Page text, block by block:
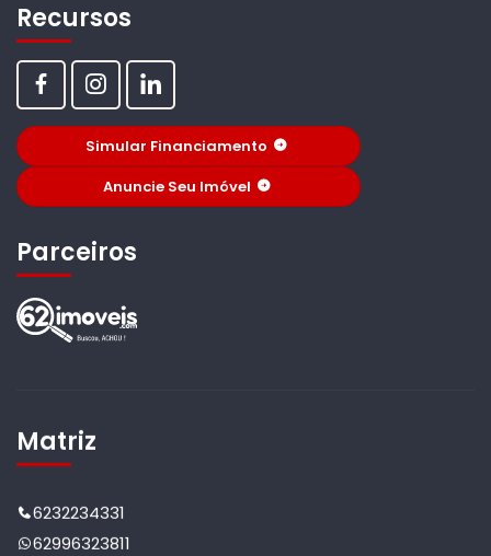
Recursos
Simular Financiamento
Anuncie Seu Imóvel
Parceiros
Matriz
6232234331
62996323811